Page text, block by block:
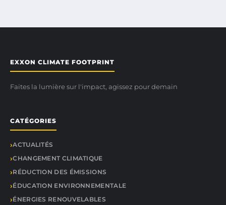
EXXON CLIMATE FOOTPRINT
Faites la lumière sur l'impact, agissez pour demain
CATÉGORIES
ACTUALITÉS
CHANGEMENT CLIMATIQUE
RÉDUCTION DES ÉMISSIONS
ÉDUCATION ENVIRONNEMENTALE
ÉNERGIES RENOUVELABLES